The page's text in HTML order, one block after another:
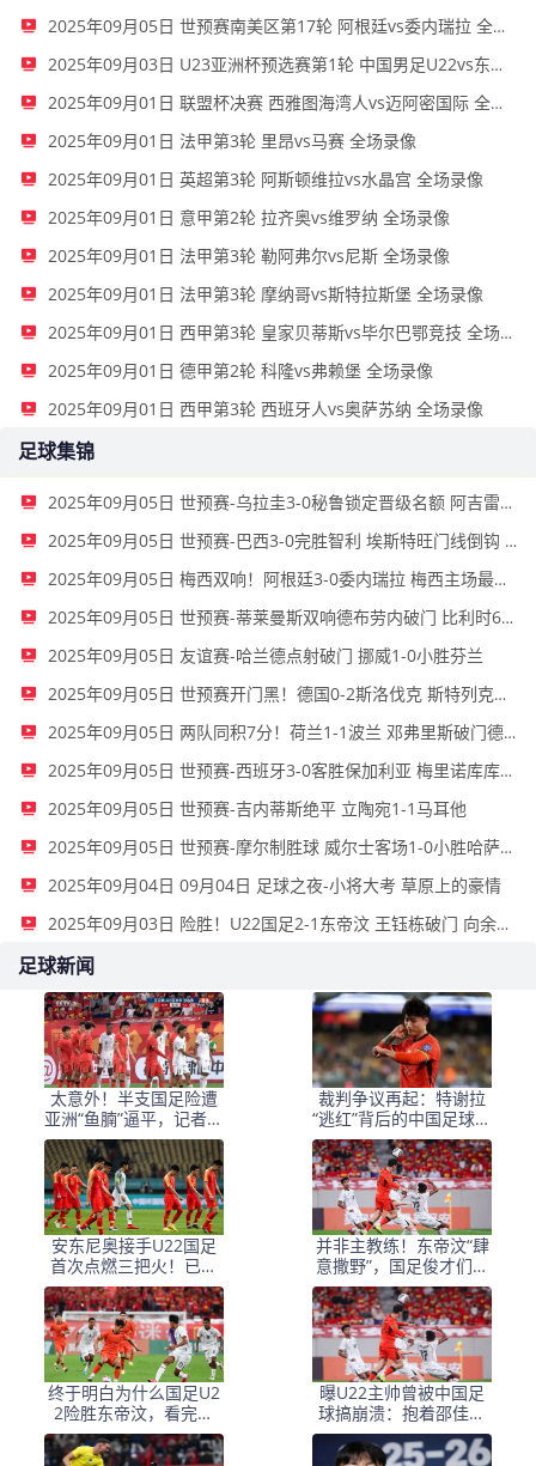
2025年09月05日 世预赛南美区第17轮 阿根廷vs委内瑞拉 全场录像
2025年09月03日 U23亚洲杯预选赛第1轮 中国男足U22vs东帝汶U22 全场录像
2025年09月01日 联盟杯决赛 西雅图海湾人vs迈阿密国际 全场录像
2025年09月01日 法甲第3轮 里昂vs马赛 全场录像
2025年09月01日 英超第3轮 阿斯顿维拉vs水晶宫 全场录像
2025年09月01日 意甲第2轮 拉齐奥vs维罗纳 全场录像
2025年09月01日 法甲第3轮 勒阿弗尔vs尼斯 全场录像
2025年09月01日 法甲第3轮 摩纳哥vs斯特拉斯堡 全场录像
2025年09月01日 西甲第3轮 皇家贝蒂斯vs毕尔巴鄂竞技 全场录像
2025年09月01日 德甲第2轮 科隆vs弗赖堡 全场录像
2025年09月01日 西甲第3轮 西班牙人vs奥萨苏纳 全场录像
足球集锦
2025年09月05日 世预赛-乌拉圭3-0秘鲁锁定晋级名额 阿吉雷传射秘鲁无缘附加赛
2025年09月05日 世预赛-巴西3-0完胜智利 埃斯特旺门线倒钩 帕奎塔&吉马良斯破门
2025年09月05日 梅西双响！阿根廷3-0委内瑞拉 梅西主场最后一场正赛&劳塔罗建功
2025年09月05日 世预赛-蒂莱曼斯双响德布劳内破门 比利时6-0列支敦士登
2025年09月05日 友谊赛-哈兰德点射破门 挪威1-0小胜芬兰
2025年09月05日 世预赛开门黑！德国0-2斯洛伐克 斯特列克传射德国后防漏洞连连
2025年09月05日 两队同积7分！荷兰1-1波兰 邓弗里斯破门德佩助攻卡什80分钟扳平
2025年09月05日 世预赛-西班牙3-0客胜保加利亚 梅里诺库库雷利亚破门亚马尔助攻
2025年09月05日 世预赛-吉内蒂斯绝平 立陶宛1-1马耳他
2025年09月05日 世预赛-摩尔制胜球 威尔士客场1-0小胜哈萨克斯坦
2025年09月04日 09月04日 足球之夜-小将大考 草原上的豪情
2025年09月03日 险胜！U22国足2-1东帝汶 王钰栋破门 向余望失空门+失单刀+中横梁
足球新闻
太意外！半支国足险遭
亚洲“鱼腩”逼平，记者：
已沦落到这地步了
裁判争议再起：特谢拉
“逃红”背后的中国足球裁
判危机
安东尼奥接手U22国足
首次点燃三把火！已弃
用四大嫡系，赢得点赞
并非主教练！东帝汶“肆
意撒野”，国足俊才们委
屈：他，难逃谴责
终于明白为什么国足U2
2险胜东帝汶，看完分
析，豁然开朗
曝U22主帅曾被中国足
球搞崩溃：抱着邵佳一
痛哭 随后放下心中执念